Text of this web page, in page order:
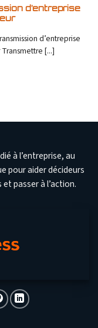
d’entreprise
d’entreprise
[...]
à l’entreprise, au
pour aider décideurs
passer à l’action.